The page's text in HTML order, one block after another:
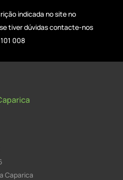
indicada no site no
tiver dúvidas contacte-nos
008
Caparica